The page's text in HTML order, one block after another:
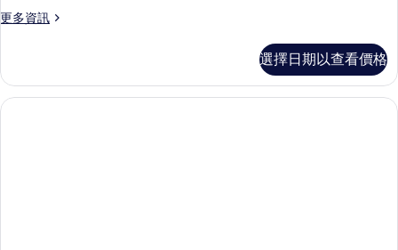
更多資訊
更
的
詳
情
選擇日期以查看價格